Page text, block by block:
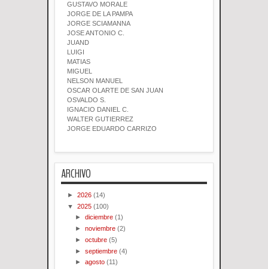
GUSTAVO MORALE
JORGE DE LA PAMPA
JORGE SCIAMANNA
JOSE ANTONIO C.
JUAND
LUIGI
MATIAS
MIGUEL
NELSON MANUEL
OSCAR OLARTE DE SAN JUAN
OSVALDO S.
IGNACIO DANIEL C.
WALTER GUTIERREZ
JORGE EDUARDO CARRIZO
ARCHIVO
► 2026 (14)
▼ 2025 (100)
►diciembre (1)
►noviembre (2)
►octubre (5)
►septiembre (4)
►agosto (11)